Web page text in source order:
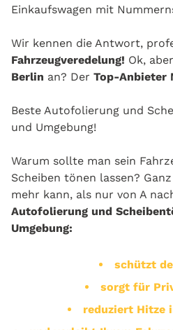
Einkaufswagen mit
Wir kennen die Antwort,
Fahrzeugveredelung! Ok,
Berlin an? Der Top-Anbieter
Beste Autofolierung und
und Umgebung!
Warum sollte man sein
Scheiben tönen lassen?
mehr kann, als nur von A
Autofolierung und
Umgebung:
schützt
sorgt für
reduziert Hitze